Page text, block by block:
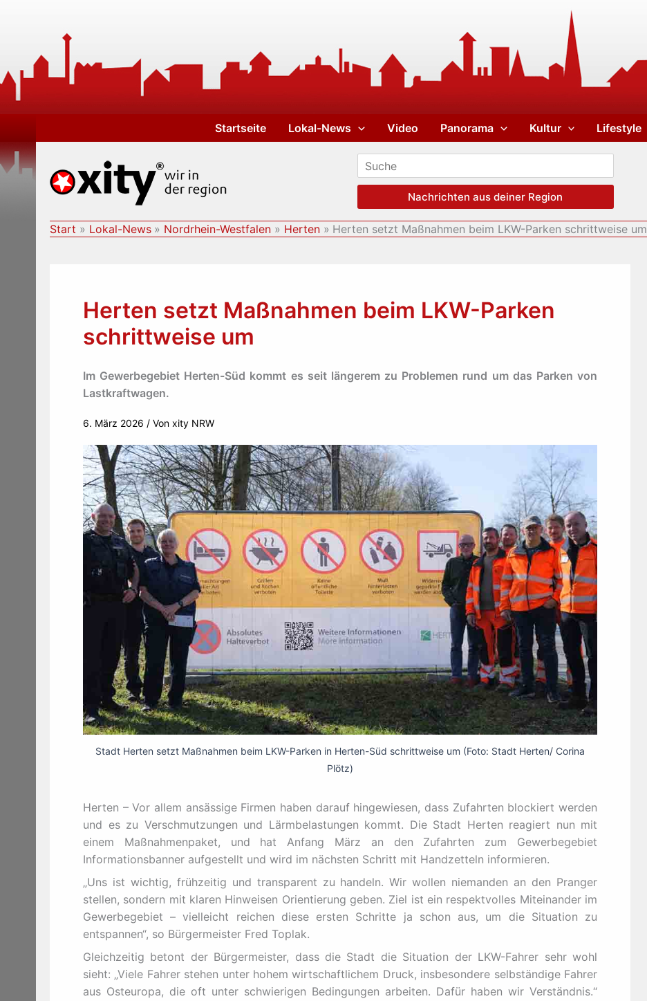
Startseite Lokal-News Video Panorama Kultur Lifestyle
Nachrichten aus deiner Region
Start Lokal-News Nordrhein-Westfalen Herten Herten setzt Maßnahmen beim LKW-Parken schrittweise um
Herten setzt Maßnahmen beim LKW-Parken
schrittweise um
Im Gewerbegebiet Herten-Süd kommt es seit längerem zu Problemen rund um das Parken von
Lastkraftwagen.
6. März 2026 / Von xity NRW
Stadt Herten setzt Maßnahmen beim LKW-Parken in Herten-Süd schrittweise um (Foto: Stadt Herten/ Corina
Plötz)
Herten – Vor allem ansässige Firmen haben darauf hingewiesen, dass Zufahrten blockiert werden
und es zu Verschmutzungen und Lärmbelastungen kommt. Die Stadt Herten reagiert nun mit
einem Maßnahmenpaket, und hat Anfang März an den Zufahrten zum Gewerbegebiet
Informationsbanner aufgestellt und wird im nächsten Schritt mit Handzetteln informieren.
„Uns ist wichtig, frühzeitig und transparent zu handeln. Wir wollen niemanden an den Pranger
stellen, sondern mit klaren Hinweisen Orientierung geben. Ziel ist ein respektvolles Miteinander im
Gewerbegebiet – vielleicht reichen diese ersten Schritte ja schon aus, um die Situation zu
entspannen“, so Bürgermeister Fred Toplak.
Gleichzeitig betont der Bürgermeister, dass die Stadt die Situation der LKW-Fahrer sehr wohl
sieht: „Viele Fahrer stehen unter hohem wirtschaftlichem Druck, insbesondere selbständige Fahrer
aus Osteuropa, die oft unter schwierigen Bedingungen arbeiten. Dafür haben wir Verständnis.“